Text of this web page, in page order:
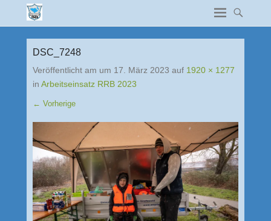
DSC_7248
Veröffentlicht am um 17. März 2023 auf 1920 × 1277
in Arbeitseinsatz RRB 2023
← Vorherige